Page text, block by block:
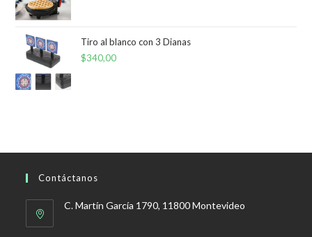
Tiro al blanco con 3 Dianas
$340,00
Contáctanos
C. Martín García 1790, 11800 Montevideo